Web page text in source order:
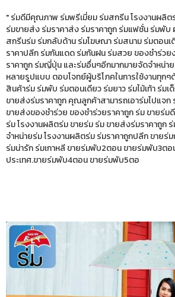
" ร่มดีมีคุณภาพ ร่มพรีเมี่ยม ร่มสกรีน โรงงานผลิ
ร่มขายส่ง ร่มราคาส่ง ร่มราคาถูก ร่มแฟชั่น ร่มพั
สกรีนร่ม ร่มกลับด้าน ร่มโฆษณา ร่มสนาม ร่มตอนเดี
ราคาปลีก ร่มกันแดด ร่มกันฝน ร่มสวย ของชำร่ว
ราคาถูก ร่มญี่ปุ่น และร่มอื่นๆอีกมากมายจัดจำหน่า
หลายรูปแบบ ตอบโจทย์ผู้บริโภคในการใช้งานทุก
สินค้าร่ม ร่มพับ ร่มตอนเดียว ร่มยาว ร่มไม้เท้า ร่ม
ขายส่งร่มราคาถูก คุณลูกค้าสามารถเอาร่มไปแจก
ขายส่งของชำร่วย ของชำร่วยราคาถูก ร่ม ขายร่
ร่ม โรงงานผลิตร่ม ขายร่ม ร่ม ขายส่งร่มราคาถูก
จำหน่ายร่ม โรงงานผลิตร่ม ร่มราคาถูกปลีก ขาย
ร่มน่ารัก ร่มเกาหลี ขายร่มพับ2ตอน ขายร่มพับ3ตอ
ประเทศ.ขายร่มพับ4ตอน ขายร่มพับ5ตอ